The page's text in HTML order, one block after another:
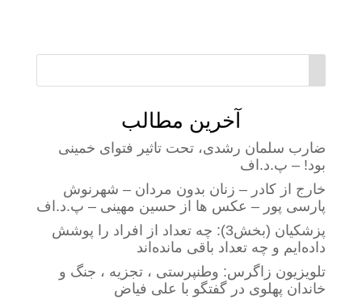
آخرین مطالب
ضارب سلمان رشدی، تحت تاثیر فتوای خمینی
بود! – پ.د.اف
خارج از کادر – زنان بدون مردان – شهرنوش
پارسی پور – عکس ها از حسین مهینی – پ.د.اف
پزشکیان (بخش3): چه تعداد از افراد را پوشش
داده‌ایم و چه تعداد باقی مانده‌اند
تلویزیون زاگرس: وطنپرستی ، تجزیه ، جنگ و
خاندان پهلوی در گفتگو با علی فیاض